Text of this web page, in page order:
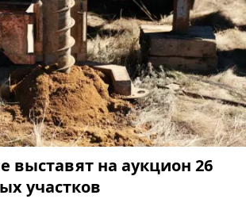
выставят на аукцион 26
участков